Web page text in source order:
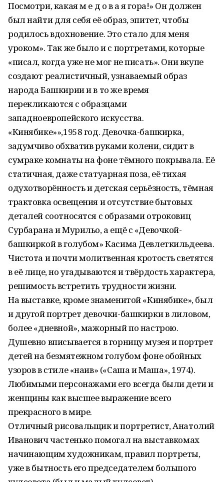
Посмотри, какая м е д о в а я гора!» Он должен
был найти для себя её образ, эпитет, чтобы
родилось вдохновение. Это стало для меня
уроком». Так же было и с портретами, которые
«писал, когда уже не мог не писать». Они вкупе
создают реалистичный, узнаваемый образ
народа Башкирии и в то же время
перекликаются с образцами
западноевропейского искусства.
«Кинябике»»,1958 год. Девочка-башкирка,
задумчиво обхватив руками колени, сидит в
сумраке комнаты на фоне тёмного покрывала. Её
статичная, даже статуарная поза, её тихая
одухотворённость и детская серьёзность, тёмная
трактовка освещения и отсутствие бытовых
деталей соотносятся с образами отроковиц
Сурбарана и Мурильо, а ещё с «Девочкой-
башкиркой в голубом» Касима Девлеткильдеева.
Чистота и почти молитвенная кротость светятся
в её лице, но угадываются и твёрдость характера,
решимость встретить трудности жизни.
На выставке, кроме знаменитой «Кинябике», был
и другой портрет девочки-башкирки в лиловом,
более «дневной», мажорный по настрою.
Душевно вписывается в горницу музея и портрет
детей на безмятежном голубом фоне обойных
узоров в стиле «наив» («Саша и Маша», 1974).
Любимыми персонажами его всегда были дети и
женщины как высшее выражение всего
прекрасного в мире.
Отличный рисовальщик и портретист, Анатолий
Иванович частенько помогал на выставкомах
начинающим художникам, правил портреты,
уже в бытность его председателем большого